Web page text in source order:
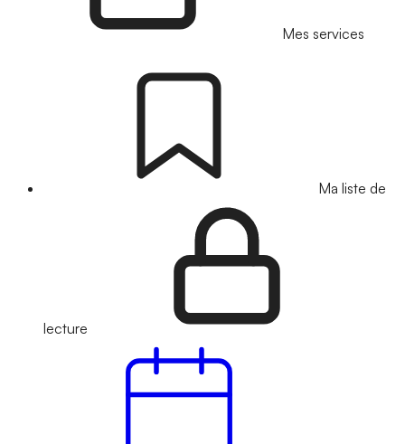
Mes services
Ma liste de
lecture